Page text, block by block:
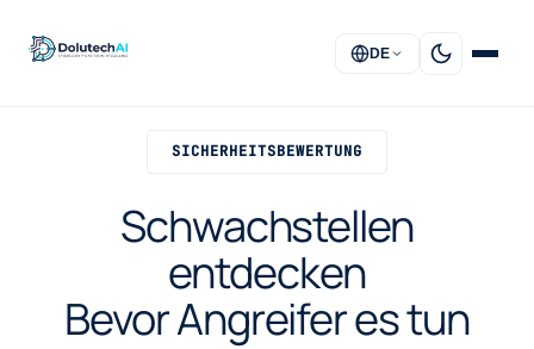
STARTSEITE
LÖSUNGEN
DIENSTLEISTUNGEN
ÜBER UNS
DE
SICHERHEITSBEWERTUNG
Schwachstellen
entdecken
Bevor Angreifer es tun